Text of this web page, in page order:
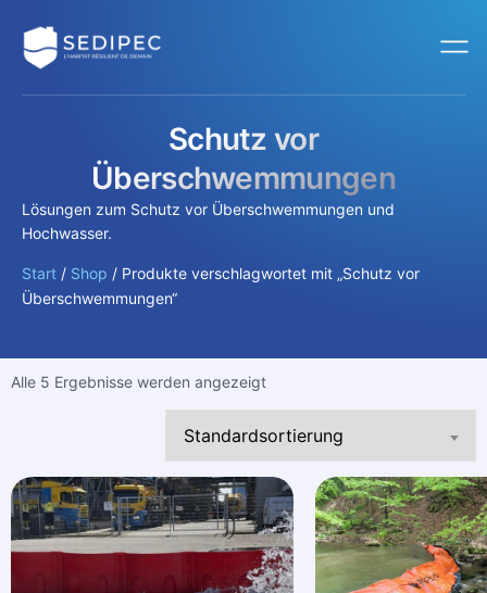
Schutz vor
Überschwemmungen
Lösungen zum Schutz vor Überschwemmungen und
Hochwasser.
Start / Shop / Produkte verschlagwortet mit „Schutz vor
Überschwemmungen“
Alle 5 Ergebnisse werden angezeigt